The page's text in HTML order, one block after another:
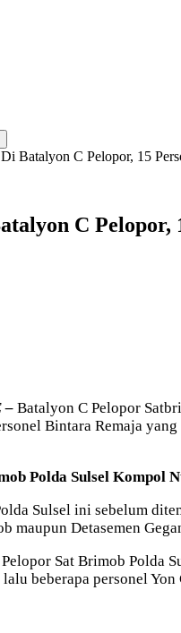
Batalyon C Pelopor, 15
C
– Batalyon C Pelopor
Bintara Remaja
Polda Sulsel Kompol
Sulsel ini sebelum
maupun Detasemen
Sat Brimob Polda
beberapa personel